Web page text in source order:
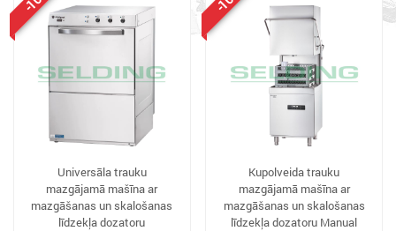
Universāla trauku
mazgājamā mašīna ar
mazgāšanas un skalošanas
līdzekļa dozatoru
Kupolveida trauku
mazgājamā mašīna ar
mazgāšanas un skalošanas
līdzekļa dozatoru Manual